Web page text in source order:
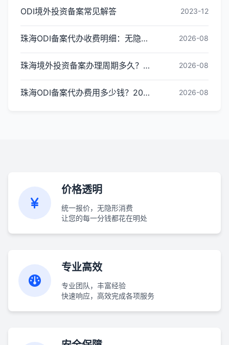
ODI境外投资备案常见解答 2023-12
珠海ODI备案代办收费明细：无隐形消费更透明 2026-08
珠海境外投资备案办理周期多久？ODI备案下证时间 2026-08
珠海ODI备案代办费用多少钱？2026最新收费标准 2026-08
价格透明
统一报价，无隐形消费
让您的每一分钱都花在明处
专业高效
专业团队，丰富经验
快速响应，高效完成各项服务